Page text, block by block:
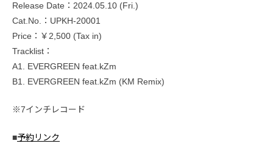
Release Date：2024.05.10 (Fri.)
Cat.No.：UPKH-20001
Price：￥2,500 (Tax in)
Tracklist：
A1. EVERGREEN feat.kZm
B1. EVERGREEN feat.kZm (KM Remix)
※7インチレコード
■予約リンク